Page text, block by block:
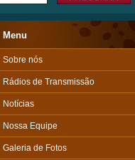
Menu
Sobre nós
Rádios de Transmissão
Notícias
Nossa Equipe
Galeria de Fotos